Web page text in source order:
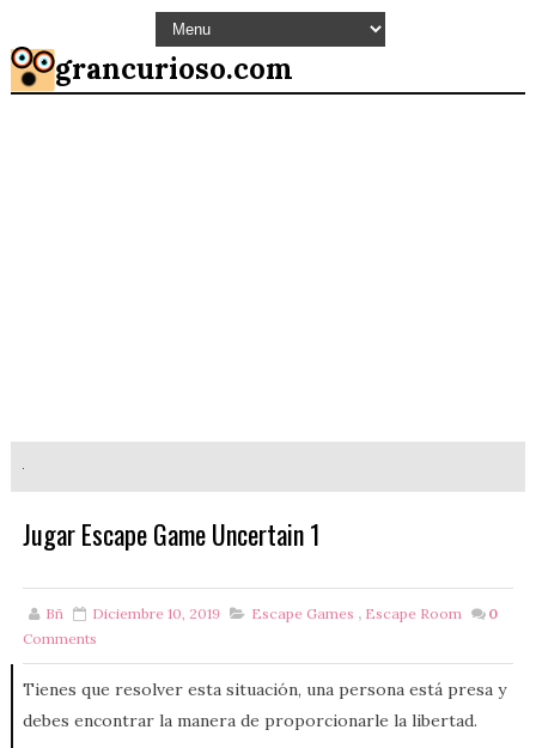
grancurioso.com
Jugar Escape Game Uncertain 1
Bñ Diciembre 10, 2019 Escape Games , Escape Room
0
Comments
Tienes que resolver esta situación, una persona está presa y
debes encontrar la manera de proporcionarle la libertad.